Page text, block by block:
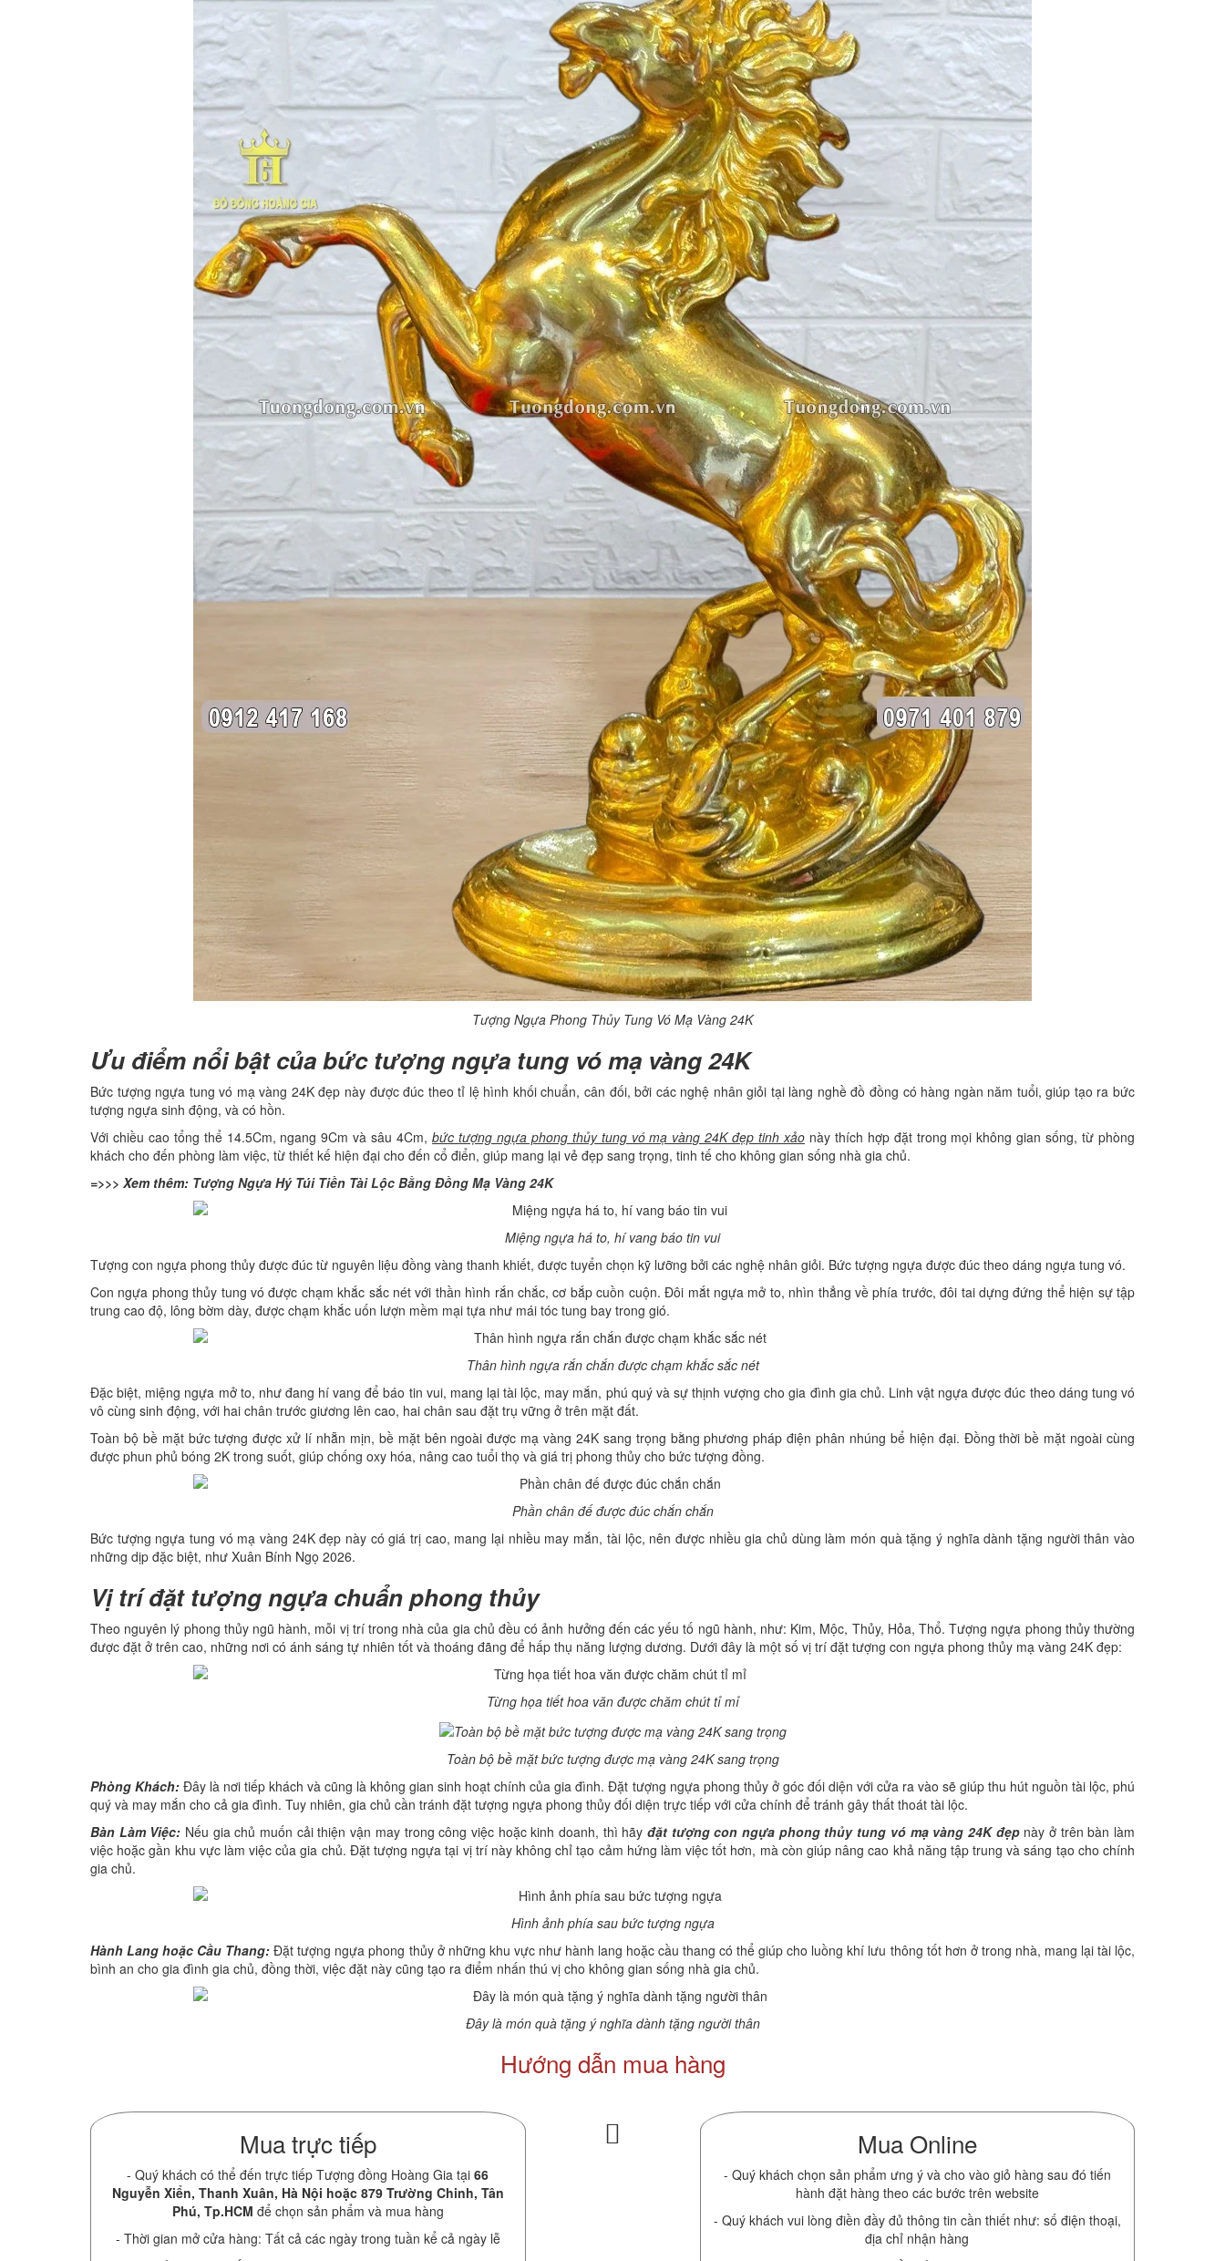
Tượng Ngựa Phong Thủy Tung Vó Mạ Vàng 24K
Ưu điểm nổi bật của bức tượng ngựa tung vó mạ vàng 24K
Bức tượng ngựa tung vó mạ vàng 24K đẹp này được đúc theo tỉ lệ hình khối chuẩn, cân đối, bởi các nghệ nhân giỏi tại làng nghề đồ đồng có hàng ngàn năm tuổi, giúp tạo ra bức
tượng ngựa sinh động, và có hồn.
Với chiều cao tổng thể 14.5Cm, ngang 9Cm và sâu 4Cm,bức tượng ngựa phong thủy tung vó mạ vàng 24K đẹp tinh xảonày thích hợp đặt trong mọi không gian sống, từ phòng
khách cho đến phòng làm việc, từ thiết kế hiện đại cho đến cổ điển, giúp mang lại vẻ đẹp sang trọng, tinh tế cho không gian sống nhà gia chủ.
=>>> Xem thêm: Tượng Ngựa Hý Túi Tiền Tài Lộc Bằng Đồng Mạ Vàng 24K
Miệng ngựa há to, hí vang báo tin vui
Tượng con ngựa phong thủy được đúc từ nguyên liệu đồng vàng thanh khiết, được tuyển chọn kỹ lưỡng bởi các nghệ nhân giỏi. Bức tượng ngựa được đúc theo dáng ngựa tung vó.
Con ngựa phong thủy tung vó được chạm khắc sắc nét với thần hình rắn chắc, cơ bắp cuồn cuộn. Đôi mắt ngựa mở to, nhìn thẳng về phía trước, đôi tai dựng đứng thể hiện sự tập
trung cao độ, lông bờm dày, được chạm khắc uốn lượn mềm mại tựa như mái tóc tung bay trong gió.
Thân hình ngựa rắn chắn được chạm khắc sắc nét
Đặc biệt, miệng ngựa mở to, như đang hí vang để báo tin vui, mang lại tài lộc, may mắn, phú quý và sự thịnh vượng cho gia đình gia chủ. Linh vật ngựa được đúc theo dáng tung vó
vô cùng sinh động, với hai chân trước giương lên cao, hai chân sau đặt trụ vững ở trên mặt đất.
Toàn bộ bề mặt bức tượng được xử lí nhẵn mịn, bề mặt bên ngoài được mạ vàng 24K sang trọng bằng phương pháp điện phân nhúng bể hiện đại. Đồng thời bề mặt ngoài cùng
được phun phủ bóng 2K trong suốt, giúp chống oxy hóa, nâng cao tuổi thọ và giá trị phong thủy cho bức tượng đồng.
Phần chân đế được đúc chắn chắn
Bức tượng ngựa tung vó mạ vàng 24K đẹp này có giá trị cao, mang lại nhiều may mắn, tài lộc, nên được nhiều gia chủ dùng làm món quà tặng ý nghĩa dành tặng người thân vào
những dịp đặc biệt, như Xuân Bính Ngọ 2026.
Vị trí đặt tượng ngựa chuẩn phong thủy
Theo nguyên lý phong thủy ngũ hành, mỗi vị trí trong nhà của gia chủ đều có ảnh hưởng đến các yếu tố ngũ hành, như: Kim, Mộc, Thủy, Hỏa, Thổ. Tượng ngựa phong thủy thường
được đặt ở trên cao, những nơi có ánh sáng tự nhiên tốt và thoáng đãng để hấp thụ năng lượng dương. Dưới đây là một số vị trí đặt tượng con ngựa phong thủy mạ vàng 24K đẹp:
Từng họa tiết hoa văn được chăm chút tỉ mỉ
Toàn bộ bề mặt bức tượng được mạ vàng 24K sang trọng
Phòng Khách: Đây là nơi tiếp khách và cũng là không gian sinh hoạt chính của gia đình. Đặt tượng ngựa phong thủy ở góc đối diện với cửa ra vào sẽ giúp thu hút nguồn tài lộc, phú
quý và may mắn cho cả gia đình. Tuy nhiên, gia chủ cần tránh đặt tượng ngựa phong thủy đối diện trực tiếp với cửa chính để tránh gây thất thoát tài lộc.
Bàn Làm Việc: Nếu gia chủ muốn cải thiện vận may trong công việc hoặc kinh doanh, thì hãyđặt tượng con ngựa phong thủy tung vó mạ vàng 24K đẹpnày ở trên bàn làm
việc hoặc gần khu vực làm việc của gia chủ. Đặt tượng ngựa tại vị trí này không chỉ tạo cảm hứng làm việc tốt hơn, mà còn giúp nâng cao khả năng tập trung và sáng tạo cho chính
gia chủ.
Hình ảnh phía sau bức tượng ngựa
Hành Lang hoặc Cầu Thang: Đặt tượng ngựa phong thủy ở những khu vực như hành lang hoặc cầu thang có thể giúp cho luồng khí lưu thông tốt hơn ở trong nhà, mang lại tài lộc,
bình an cho gia đình gia chủ, đồng thời, việc đặt này cũng tạo ra điểm nhấn thú vị cho không gian sống nhà gia chủ.
Đây là món quà tặng ý nghĩa dành tặng người thân
Hướng dẫn mua hàng
Mua trực tiếp
- Quý khách có thể đến trực tiếp Tượng đồng Hoàng Gia tại66
Nguyễn Xiển, Thanh Xuân, Hà Nội hoặc 879 Trường Chinh, Tân
Phú, Tp.HCM để chọn sản phẩm và mua hàng
- Thời gian mở cửa hàng: Tất cả các ngày trong tuần kể cả ngày lễ
Mua Online
- Quý khách chọn sản phẩm ưng ý và cho vào giỏ hàng sau đó tiến
hành đặt hàng theo các bước trên website
- Quý khách vui lòng điền đầy đủ thông tin cần thiết như: số điện thoại,
địa chỉ nhận hàng